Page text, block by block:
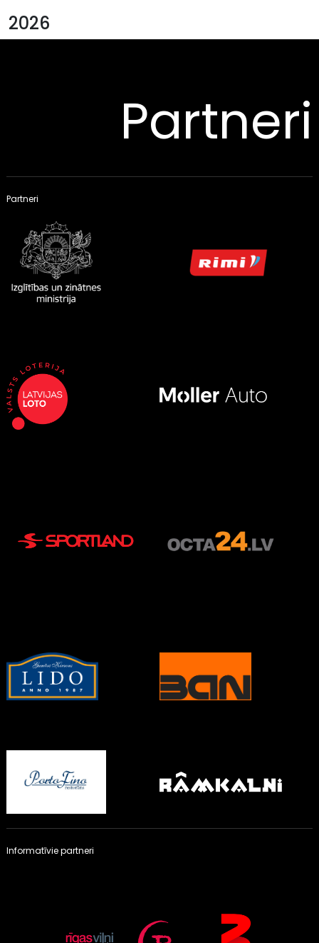
2026
Partneri
Partneri
Informatīvie partneri